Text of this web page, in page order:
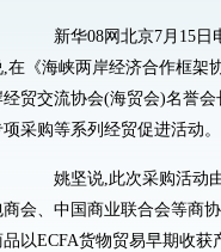
新华08网北京7月15日
,在《海峡两岸经济合作框架
经贸交流协会(海贸会)名誉
项采购等系列经贸促进活动。
姚坚说,此次采购活动由
商会、中国商业联合会等商
品以ECFA货物贸易早期收获